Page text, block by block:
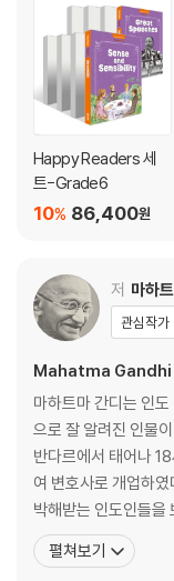
Happy Readers 세
트-Grade6
86,400원
10%
저 마하
관심작가
Mahatma Gandhi
마하트마 간디는 인
으로 잘 알려진 인물
반다르에서 태어나
여 변호사로 개업하
박해받는 인도인들을
인간적인 권리를 위
유, 무집착을 중심으
펼쳐보기